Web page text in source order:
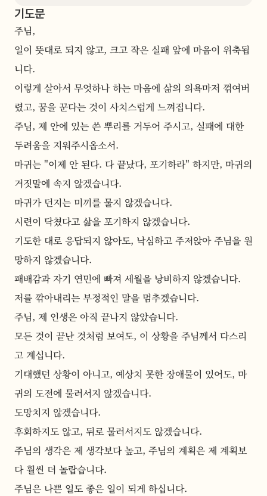
기도문
주님,
일이 뜻대로 되지 않고, 크고 작은 실패 앞에 마음이 위축됩
니다.
이렇게 살아서 무엇하나 하는 마음에 삶의 의욕마저 꺾여버
렸고, 꿈을 꾼다는 것이 사치스럽게 느껴집니다.
주님, 제 안에 있는 쓴 뿌리를 거두어 주시고, 실패에 대한
두려움을 지워주시옵소서.
마귀는 "이제 안 된다. 다 끝났다, 포기하라" 하지만, 마귀의
거짓말에 속지 않겠습니다.
마귀가 던지는 미끼를 물지 않겠습니다.
시련이 닥쳤다고 삶을 포기하지 않겠습니다.
기도한 대로 응답되지 않아도, 낙심하고 주저앉아 주님을 원
망하지 않겠습니다.
패배감과 자기 연민에 빠져 세월을 낭비하지 않겠습니다.
저를 깎아내리는 부정적인 말을 멈추겠습니다.
주님, 제 인생은 아직 끝나지 않았습니다.
모든 것이 끝난 것처럼 보여도, 이 상황을 주님께서 다스리
고 계십니다.
기대했던 상황이 아니고, 예상치 못한 장애물이 있어도, 마
귀의 도전에 물러서지 않겠습니다.
도망치지 않겠습니다.
후회하지도 않고, 뒤로 물러서지도 않겠습니다.
주님의 생각은 제 생각보다 높고, 주님의 계획은 제 계획보
다 훨씬 더 놀랍습니다.
주님은 나쁜 일도 좋은 일이 되게 하십니다.